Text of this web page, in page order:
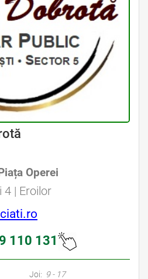
în Dreptul Familiei
Operei
4 | Eroilor
110 131
Bucuresti • Avocat Bun Bucuresti • Avocat Bucuresti • Bucuresti Avocat • Avocat
Joi: 9 - 17